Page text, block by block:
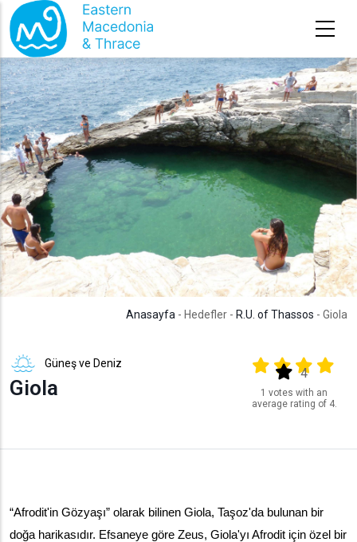
Ana içeriğe atla
Anasayfa - Hedefler - R.U. of Thassos - Giola
Güneş ve Deniz
Giola
Output format
(star)(star)(star)
(star)
4
1 votes with an
average rating of 4.
“Afrodit'in Gözyaşı” olarak bilinen Giola, Taşoz'da bulunan bir
doğa harikasıdır. Efsaneye göre Zeus, Giola'yı Afrodit için özel bir